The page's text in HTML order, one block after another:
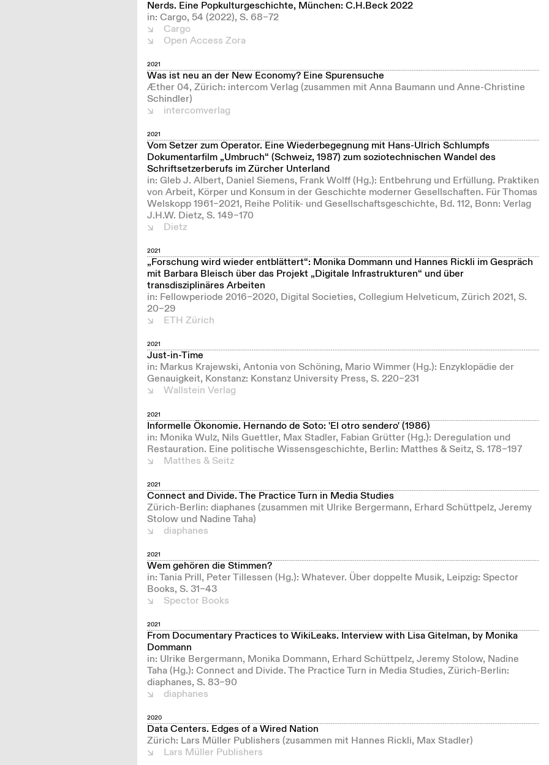
Nerds. Eine Popkulturgeschichte, München: C.H.Beck 2022
in: Cargo, 54 (2022), S. 68–72
Cargo
Open Access Zora
2021
Was ist neu an der New Economy? Eine Spurensuche
Æther 04, Zürich: intercom Verlag (zusammen mit Anna Baumann und Anne-Christine
Schindler)
intercomverlag
2021
Vom Setzer zum Operator. Eine Wiederbegegnung mit Hans-Ulrich Schlumpfs
Dokumentarfilm „Umbruch“ (Schweiz, 1987) zum soziotechnischen Wandel des
Schriftsetzerberufs im Zürcher Unterland
in: Gleb J. Albert, Daniel Siemens, Frank Wolff (Hg.): Entbehrung und Erfüllung. Praktiken
von Arbeit, Körper und Konsum in der Geschichte moderner Gesellschaften. Für Thomas
Welskopp 1961–2021, Reihe Politik- und Gesellschaftsgeschichte, Bd. 112, Bonn: Verlag
J.H.W. Dietz, S. 149–170
Dietz
2021
„Forschung wird wieder entblättert“: Monika Dommann und Hannes Rickli im Gespräch
mit Barbara Bleisch über das Projekt „Digitale Infrastrukturen“ und über
transdisziplinäres Arbeiten
in: Fellowperiode 2016–2020, Digital Societies, Collegium Helveticum, Zürich 2021, S.
20–29
ETH Zürich
2021
Just-in-Time
in: Markus Krajewski, Antonia von Schöning, Mario Wimmer (Hg.): Enzyklopädie der
Genauigkeit, Konstanz: Konstanz University Press, S. 220–231
Wallstein Verlag
2021
Informelle Ökonomie. Hernando de Soto: 'El otro sendero' (1986)
in: Monika Wulz, Nils Guettler, Max Stadler, Fabian Grütter (Hg.): Deregulation und
Restauration. Eine politische Wissensgeschichte, Berlin: Matthes & Seitz, S. 178–197
Matthes & Seitz
2021
Connect and Divide. The Practice Turn in Media Studies
Zürich-Berlin: diaphanes (zusammen mit Ulrike Bergermann, Erhard Schüttpelz, Jeremy
Stolow und Nadine Taha)
diaphanes
2021
Wem gehören die Stimmen?
in: Tania Prill, Peter Tillessen (Hg.): Whatever. Über doppelte Musik, Leipzig: Spector
Books, S. 31–43
Spector Books
2021
From Documentary Practices to WikiLeaks. Interview with Lisa Gitelman, by Monika
Dommann
in: Ulrike Bergermann, Monika Dommann, Erhard Schüttpelz, Jeremy Stolow, Nadine
Taha (Hg.): Connect and Divide. The Practice Turn in Media Studies, Zürich-Berlin:
diaphanes, S. 83–90
diaphanes
2020
Data Centers. Edges of a Wired Nation
Zürich: Lars Müller Publishers (zusammen mit Hannes Rickli, Max Stadler)
Lars Müller Publishers